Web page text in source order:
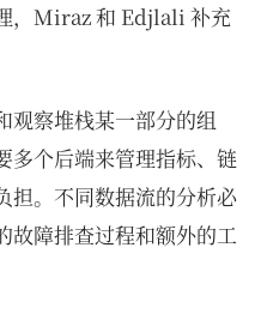
，Miraz 和 Edjlali 补充
观察堆栈某一部分的组
多个后端来管理指标、链
担。不同数据流的分析必
故障排查过程和额外的工